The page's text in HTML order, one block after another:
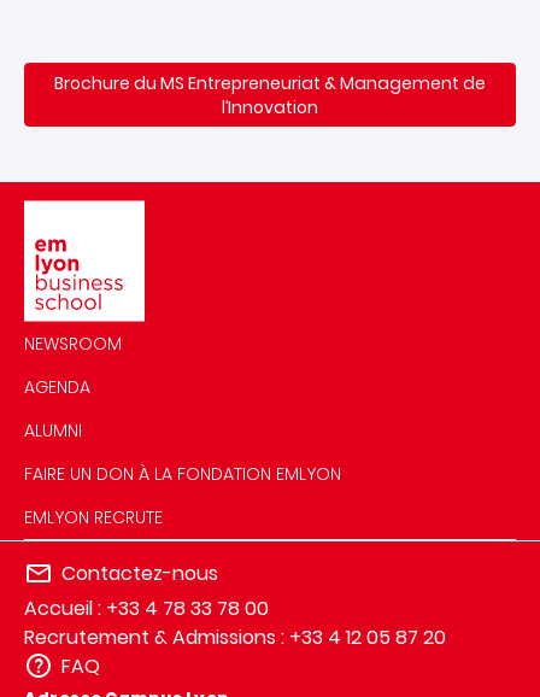
Brochure du MS Entrepreneuriat & Management de
l’Innovation
NEWSROOM
AGENDA
ALUMNI
FAIRE UN DON À LA FONDATION EMLYON
EMLYON RECRUTE
Contactez-nous
Accueil : +33 4 78 33 78 00
Recrutement & Admissions : +33 4 12 05 87 20
FAQ